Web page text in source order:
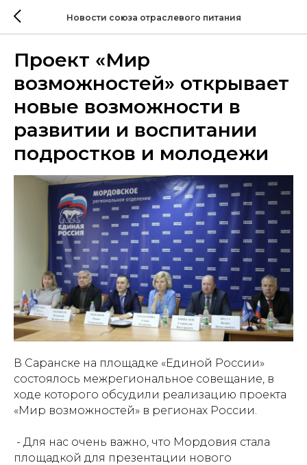
Новости союза отраслевого питания
Проект «Мир
возможностей» открывает
новые возможности в
развитии и воспитании
подростков и молодежи
В Саранске на площадке «Единой России»
состоялось межрегиональное совещание, в
ходе которого обсудили реализацию проекта
«Мир возможностей» в регионах России.
- Для нас очень важно, что Мордовия стала
площадкой для презентации нового